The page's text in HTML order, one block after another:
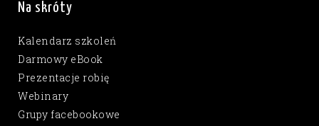
Na skróty
Kalendarz szkoleń
Darmowy eBook
Prezentacje robię
Webinary
Grupy facebookowe